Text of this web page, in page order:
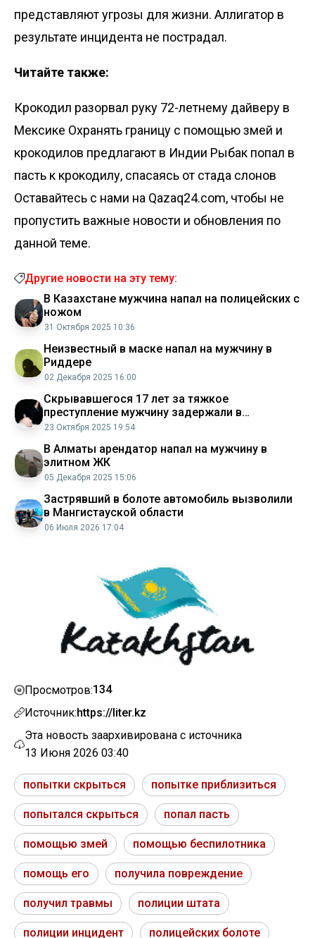
представляют угрозы для жизни. Аллигатор в
результате инцидента не пострадал.
Читайте также:
Крокодил разорвал руку 72-летнему дайверу в
Мексике Охранять границу с помощью змей и
крокодилов предлагают в Индии Рыбак попал в
пасть к крокодилу, спасаясь от стада слонов
Оставайтесь с нами на Qazaq24.com, чтобы не
пропустить важные новости и обновления по
данной теме.
Другие новости на эту тему:
В Казахстане мужчина напал на полицейских с
ножом
31 Октября 2025 10:36
Неизвестный в маске напал на мужчину в
Риддере
02 Декабря 2025 16:00
Скрывавшегося 17 лет за тяжкое
преступление мужчину задержали в
Талдыкоргане
23 Октября 2025 19:54
В Алматы арендатор напал на мужчину в
элитном ЖК
05 Декабря 2025 15:06
Застрявший в болоте автомобиль вызволили
в Мангистауской области
06 Июля 2026 17:04
Просмотров:134
Источник:https://liter.kz
Эта новость заархивирована с источника
13 Июня 2026 03:40
попытки скрыться попытке приблизиться
попытался скрыться попал пасть
помощью змей помощью беспилотника
помощь его получила повреждение
получил травмы полиции штата
полиции инцидент полицейских болоте